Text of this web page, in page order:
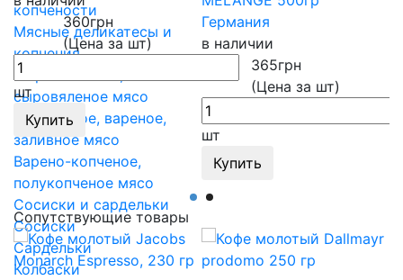
копчености
Мясные деликатесы и
копчения
Сырокопченое,
сыровяленое мясо
Запеченное, вареное,
заливное мясо
Варено-копченое,
полукопченое мясо
Сосиски и сардельки
Сосиски
Сардельки
Колбаски
360грн
(Цена за шт)
шт
Купить
Германия
в наличии
365грн
(Цена за шт)
шт
Купить
Сопутствующие товары